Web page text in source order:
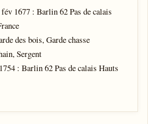
fév 1677 : Barlin 62 Pas de calais
des bois, Garde chasse
Sergent
: Barlin 62 Pas de calais Hauts